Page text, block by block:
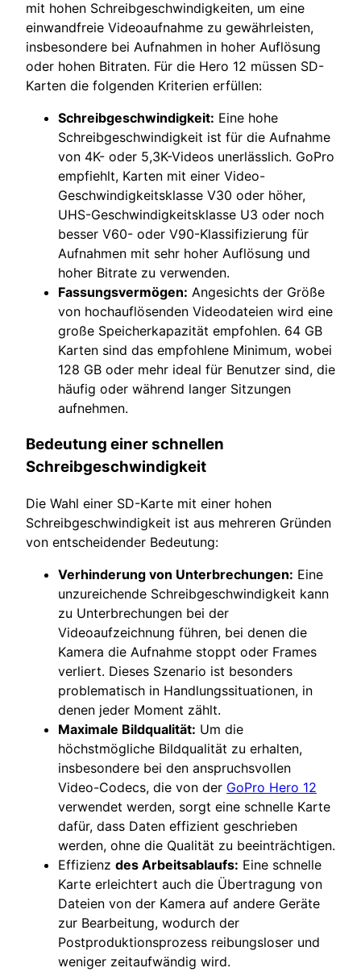
mit hohen Schreibgeschwindigkeiten, um eine
einwandfreie Videoaufnahme zu gewährleisten,
insbesondere bei Aufnahmen in hoher Auflösung
oder hohen Bitraten. Für die Hero 12 müssen SD-
Karten die folgenden Kriterien erfüllen:
Schreibgeschwindigkeit: Eine hohe
Schreibgeschwindigkeit ist für die Aufnahme
von 4K- oder 5,3K-Videos unerlässlich. GoPro
empfiehlt, Karten mit einer Video-
Geschwindigkeitsklasse V30 oder höher,
UHS-Geschwindigkeitsklasse U3 oder noch
besser V60- oder V90-Klassifizierung für
Aufnahmen mit sehr hoher Auflösung und
hoher Bitrate zu verwenden.
Fassungsvermögen: Angesichts der Größe
von hochauflösenden Videodateien wird eine
große Speicherkapazität empfohlen. 64 GB
Karten sind das empfohlene Minimum, wobei
128 GB oder mehr ideal für Benutzer sind, die
häufig oder während langer Sitzungen
aufnehmen.
Bedeutung einer schnellen
Schreibgeschwindigkeit
Die Wahl einer SD-Karte mit einer hohen
Schreibgeschwindigkeit ist aus mehreren Gründen
von entscheidender Bedeutung:
Verhinderung von Unterbrechungen: Eine
unzureichende Schreibgeschwindigkeit kann
zu Unterbrechungen bei der
Videoaufzeichnung führen, bei denen die
Kamera die Aufnahme stoppt oder Frames
verliert. Dieses Szenario ist besonders
problematisch in Handlungssituationen, in
denen jeder Moment zählt.
Maximale Bildqualität: Um die
höchstmögliche Bildqualität zu erhalten,
insbesondere bei den anspruchsvollen
Video-Codecs, die von der GoPro Hero 12
verwendet werden, sorgt eine schnelle Karte
dafür, dass Daten effizient geschrieben
werden, ohne die Qualität zu beeinträchtigen.
Effizienz des Arbeitsablaufs: Eine schnelle
Karte erleichtert auch die Übertragung von
Dateien von der Kamera auf andere Geräte
zur Bearbeitung, wodurch der
Postproduktionsprozess reibungsloser und
weniger zeitaufwändig wird.